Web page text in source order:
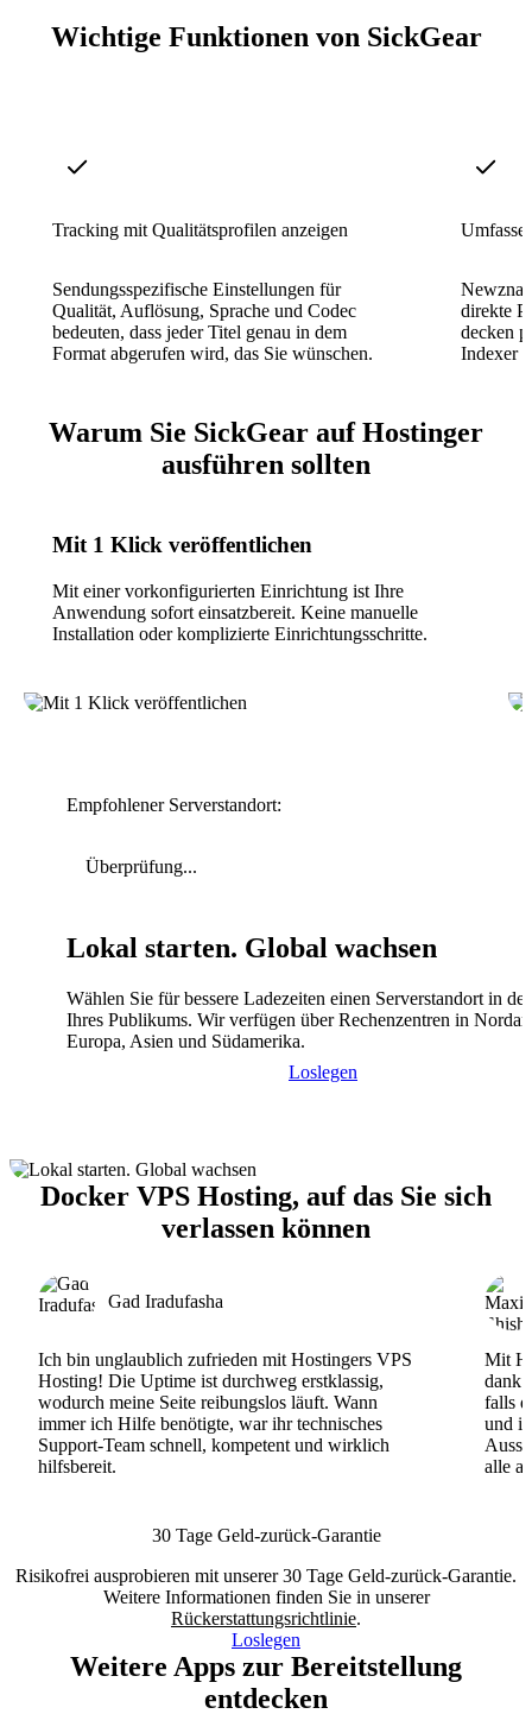
Wichtige Funktionen von SickGear
Tracking mit Qualitätsprofilen anzeigen
Sendungsspezifische Einstellungen für
Qualität, Auflösung, Sprache und Codec
bedeuten, dass jeder Titel genau in dem
Format abgerufen wird, das Sie wünschen.
direkte
decken
Indexer
Warum Sie SickGear auf Hostinger
ausführen sollten
Mit 1 Klick veröffentlichen
Mit einer vorkonfigurierten Einrichtung ist Ihre
Anwendung sofort einsatzbereit. Keine manuelle
Installation oder komplizierte Einrichtungsschritte.
Empfohlener Serverstandort:
Überprüfung...
Lokal starten. Global wachsen
Wählen Sie für bessere Ladezeiten einen Serverstandort in
Ihres Publikums. Wir verfügen über Rechenzentren in
Europa, Asien und Südamerika.
Loslegen
Docker VPS Hosting, auf das Sie sich
verlassen können
Gad Iradufasha
Ich bin unglaublich zufrieden mit Hostingers VPS
Hosting! Die Uptime ist durchweg erstklassig,
wodurch meine Seite reibungslos läuft. Wann
immer ich Hilfe benötigte, war ihr technisches
Support-Team schnell, kompetent und wirklich
hilfsbereit.
Mit
dank
falls
und
alle
30 Tage Geld-zurück-Garantie
Risikofrei ausprobieren mit unserer 30 Tage Geld-zurück-Garantie.
Weitere Informationen finden Sie in unserer
Rückerstattungsrichtlinie.
Loslegen
Weitere Apps zur Bereitstellung
entdecken